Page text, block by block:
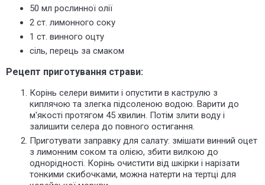
50 мл рослинної олії
2 ст. лимонного соку
1 ст. винного оцту
сіль, перець за смаком
Рецепт приготування страви:
Корінь селери вимити і опустити в каструлю з
киплячою та злегка підсоленою водою. Варити до
м'якості протягом 45 хвилин. Потім злити воду і
залишити селера до повного остигання.
Приготувати заправку для салату: змішати винний оцет
з лимонним соком та олією, збити вилкою до
однорідності. Корінь очистити від шкірки і нарізати
тонкими скибочками, можна натерти на тертці для